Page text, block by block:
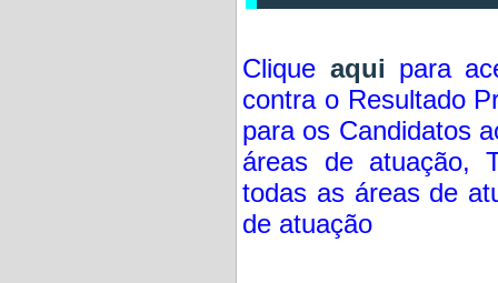
Clique aqui para
contra o Resultado
para os Candidatos
áreas de atuação,
todas as áreas de
de atuação